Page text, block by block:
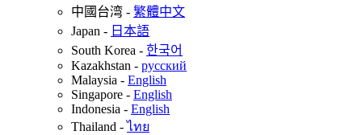
中國台湾 - 繁體中文
Japan - 日本語
South Korea - 한국어
Kazakhstan - русский
Malaysia - English
Singapore - English
Indonesia - English
Thailand -ไทย